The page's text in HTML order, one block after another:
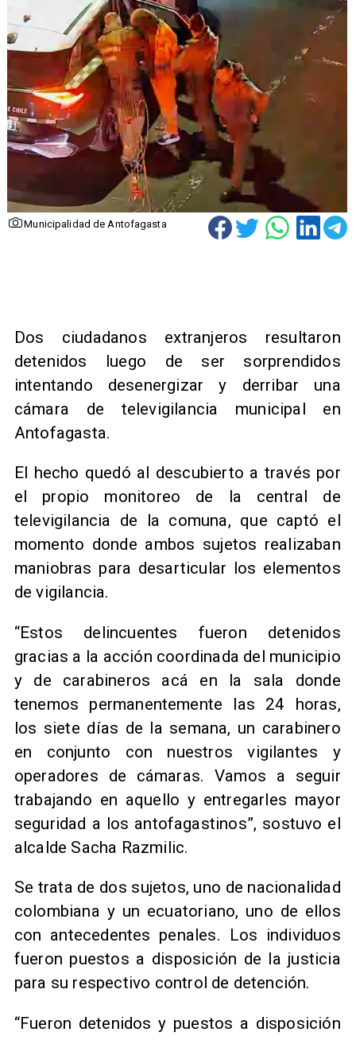
Municipalidad de Antofagasta
​Dos ciudadanos extranjeros resultaron
detenidos luego de ser sorprendidos
intentando desenergizar y derribar una
cámara de televigilancia municipal en
Antofagasta.
El hecho quedó al descubierto a través por
el propio monitoreo de la central de
televigilancia de la comuna, que captó el
momento donde ambos sujetos realizaban
maniobras para desarticular los elementos
de vigilancia.
​“Estos delincuentes fueron detenidos
gracias a la acción coordinada del municipio
y de carabineros acá en la sala donde
tenemos permanentemente las 24 horas,
los siete días de la semana, un carabinero
en conjunto con nuestros vigilantes y
operadores de cámaras. Vamos a seguir
trabajando en aquello y entregarles mayor
seguridad a los antofagastinos”, sostuvo el
alcalde Sacha Razmilic.
Se trata de dos sujetos, uno de nacionalidad
colombiana y un ecuatoriano, uno de ellos
con antecedentes penales. Los individuos
fueron puestos a disposición de la justicia
para su respectivo control de detención.
“Fueron detenidos y puestos a disposición